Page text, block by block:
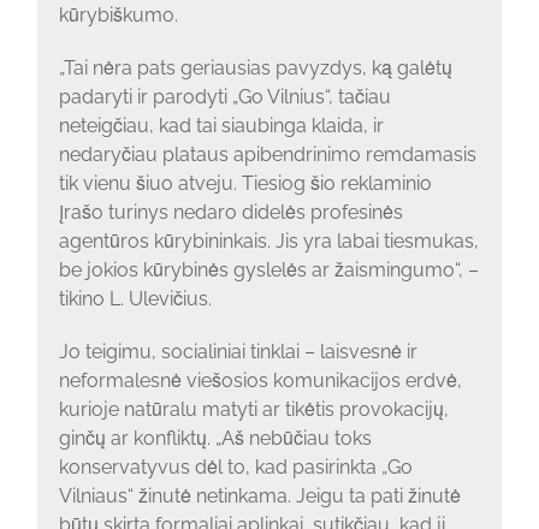
kūrybiškumo.
„Tai nėra pats geriausias pavyzdys, ką galėtų
padaryti ir parodyti „Go Vilnius“, tačiau
neteigčiau, kad tai siaubinga klaida, ir
nedaryčiau plataus apibendrinimo remdamasis
tik vienu šiuo atveju. Tiesiog šio reklaminio
įrašo turinys nedaro didelės profesinės
agentūros kūrybininkais. Jis yra labai tiesmukas,
be jokios kūrybinės gyslelės ar žaismingumo“, –
tikino L. Ulevičius.
Jo teigimu, socialiniai tinklai – laisvesnė ir
neformalesnė viešosios komunikacijos erdvė,
kurioje natūralu matyti ar tikėtis provokacijų,
ginčų ar konfliktų. „Aš nebūčiau toks
konservatyvus dėl to, kad pasirinkta „Go
Vilniaus“ žinutė netinkama. Jeigu ta pati žinutė